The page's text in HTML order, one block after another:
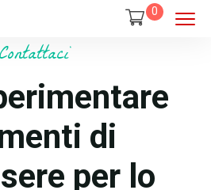
0
Contattaci
di
per lo